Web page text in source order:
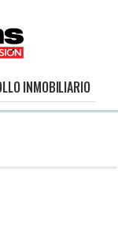
INMOBILIARIO